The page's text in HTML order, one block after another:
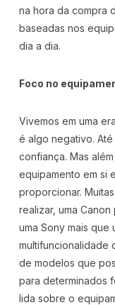
na hora da compra
baseadas nos
dia a dia.
Foco no
Vivemos em uma
é algo negativo.
confiança. Mas
equipamento em si
proporcionar.
realizar, uma
uma Sony mais que
multifuncionalidade
de modelos que
para determinados
lida sobre o